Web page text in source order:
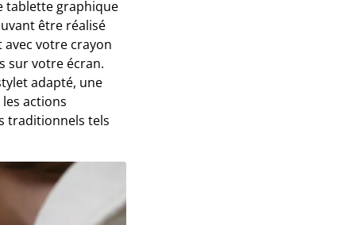
tablette graphique
être réalisé
avec votre crayon
sur votre écran.
adapté, une
actions
traditionnels tels